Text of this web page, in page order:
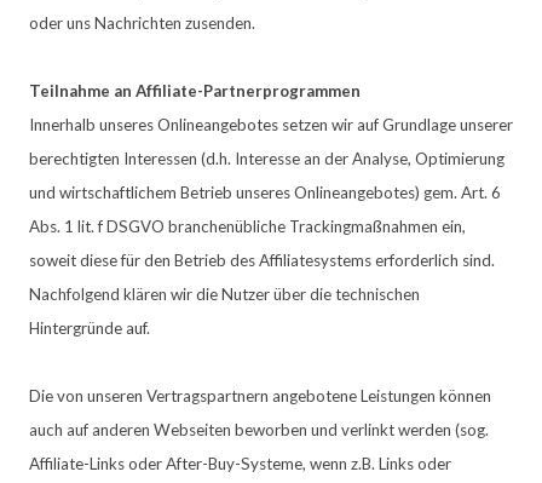
oder uns Nachrichten zusenden.
Teilnahme an Affiliate-Partnerprogrammen
Innerhalb unseres Onlineangebotes setzen wir auf Grundlage unserer
berechtigten Interessen (d.h. Interesse an der Analyse, Optimierung
und wirtschaftlichem Betrieb unseres Onlineangebotes) gem. Art. 6
Abs. 1 lit. f DSGVO branchenübliche Trackingmaßnahmen ein,
soweit diese für den Betrieb des Affiliatesystems erforderlich sind.
Nachfolgend klären wir die Nutzer über die technischen
Hintergründe auf.
Die von unseren Vertragspartnern angebotene Leistungen können
auch auf anderen Webseiten beworben und verlinkt werden (sog.
Affiliate-Links oder After-Buy-Systeme, wenn z.B. Links oder